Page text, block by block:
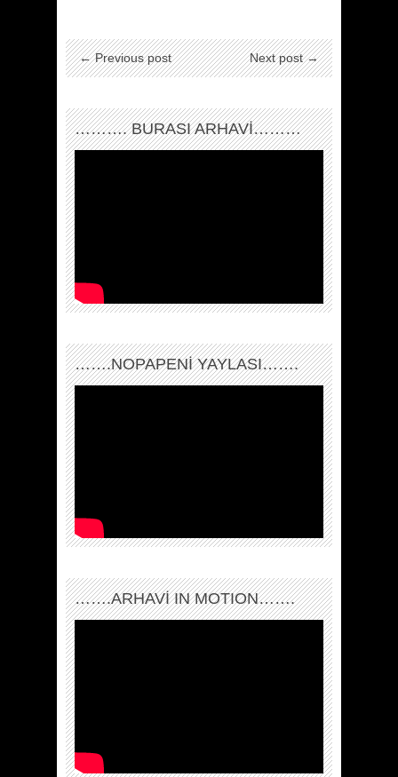
← Previous post Next post →
………. BURASI ARHAVİ………
…….NOPAPENİ YAYLASI…….
…….ARHAVI IN MOTION…….